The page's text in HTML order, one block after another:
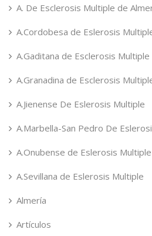
A. De Esclerosis Multiple de
A.Cordobesa de Eslerosis
A.Gaditana de Esclerosis Multiple
A.Granadina de Esclerosis
A.Jienense De Eslerosis Multiple
A.Marbella-San Pedro De
A.Onubense de Eslerosis Multiple
A.Sevillana de Eslerosis Multiple
Almería
Artículos